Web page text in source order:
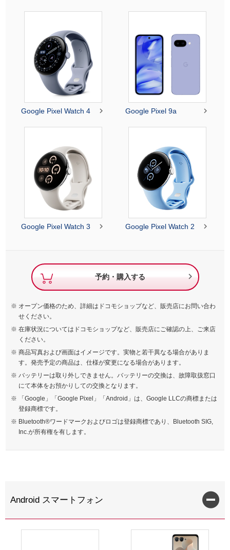
Google Pixel Watch 4  Google Pixel 9a 
Google Pixel Watch 3  Google Pixel Watch 2 
予約・購入する 
オープン価格のため、詳細はドコモショップなど、販売店にお問い合わ
せください。
在庫状況についてはドコモショップなど、販売店にご確認の上、ご来店
ください。
商品写真および画面はイメージです。実物と若干異なる場合がありま
す。発売予定の商品は、仕様が変更になる場合があります。
バッテリーは取り外しできません。バッテリーの交換は、故障取扱窓口
にて本体をお預かりしての交換となります。
「Google」「Google Pixel」「Android」は、Google LLCの商標または
登録商標です。
Bluetooth®ワードマークおよびロゴは登録商標であり、Bluetooth SIG,
Inc.が所有権を有します。
Android スマートフォン